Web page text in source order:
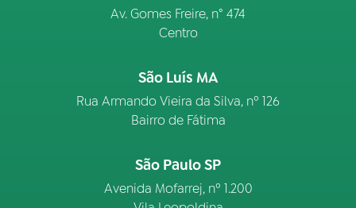
Av. Gomes Freire, n° 474
Centro
São Luís MA
Rua Armando Vieira da Silva, nº 126
Bairro de Fátima
São Paulo SP
Avenida Mofarrej, nº 1.200